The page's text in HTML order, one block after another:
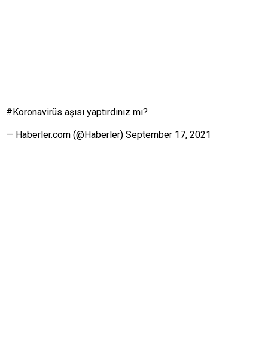
#Koronavirüs aşısı yaptırdınız mı?
— Haberler.com (@Haberler) September 17, 2021